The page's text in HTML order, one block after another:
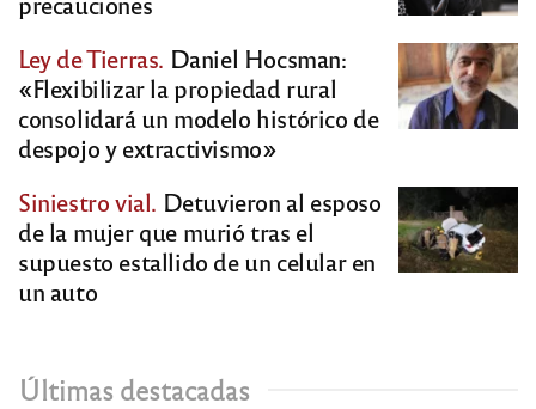
Ley de Tierras. Daniel Hocsman:
«Flexibilizar la propiedad rural
consolidará un modelo histórico de
despojo y extractivismo»
Siniestro vial. Detuvieron al esposo
de la mujer que murió tras el
supuesto estallido de un celular en
un auto
Últimas destacadas